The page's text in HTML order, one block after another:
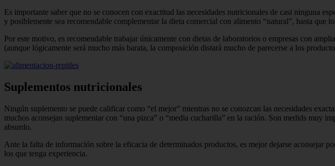
Es importante saber que no se conocen con exactitud las necesidades nutricionales de casi ninguna
y posiblemente sea recomendable complementar la dieta comercial con alimento “natural”, hasta que
Por este motivo, es recomendable trabajar únicamente con dietas de laboratorios o empresas con
(aunque lógicamente será mucho más barata, la composición distará mucho de parecerse a los
Suplementos nutricionales
Ningún suplemento se puede calificar como “el mejor” mientras no se conozcan las necesidades
muchos aconsejan suplementar con “una pizca” o “media cucharilla” en la ración. Son medids muy
absurdo.
Ante la falta de información sobre la eficacia de determinados productos, es mejor dejarse aconsejar
los que tenga experiencia.